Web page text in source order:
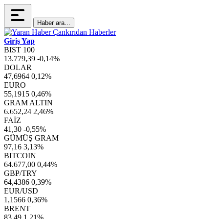
Haber ara...
Giriş Yap
BIST 100
13.779,39 -0,14%
DOLAR
47,6964 0,12%
EURO
55,1915 0,46%
GRAM ALTIN
6.652,24 2,46%
FAİZ
41,30 -0,55%
GÜMÜŞ GRAM
97,16 3,13%
BITCOIN
64.677,00 0,44%
GBP/TRY
64,4386 0,39%
EUR/USD
1,1566 0,36%
BRENT
83,49 1,21%